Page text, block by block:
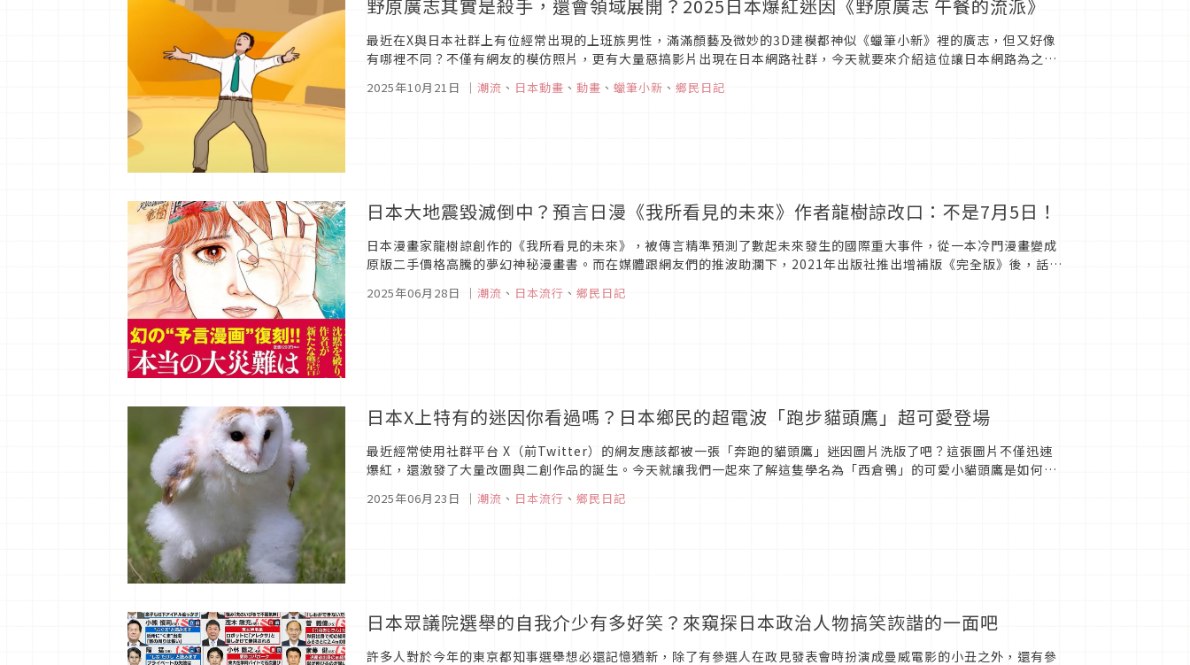
野原廣志其實是殺手，還會領域展開？2025日本爆紅迷因《野原廣志 午餐的流派》
最近在X與日本社群上有位經常出現的上班族男性，滿滿顏藝及微妙的3D建模都神似《蠟筆小新》裡的廣志，但又好像
有哪裡不同？不僅有網友的模仿照片，更有大量惡搞影片出現在日本網路社群，今天就要來介紹這位讓日本網路為之瘋
2025年10月21日 ｜ 潮流 、 日本動畫 、 動畫 、 蠟筆小新 、 鄉民日記
日本大地震毀滅倒中？預言日漫《我所看見的未來》作者龍樹諒改口：不是7月5日！
日本漫畫家龍樹諒創作的《我所看見的未來》，被傳言精準預測了數起未來發生的國際重大事件，從一本冷門漫畫變成
原版二手價格高騰的夢幻神秘漫畫書。而在媒體跟網友們的推波助瀾下，2021年出版社推出增補版《完全版》後，話題
2025年06月28日 ｜ 潮流 、 日本流行 、 鄉民日記
日本X上特有的迷因你看過嗎？日本鄉民的超電波「跑步貓頭鷹」超可愛登場
最近經常使用社群平台 X（前Twitter）的網友應該都被一張「奔跑的貓頭鷹」迷因圖片洗版了吧？這張圖片不僅迅速
爆紅，還激發了大量改圖與二創作品的誕生。今天就讓我們一起來了解這隻學名為「西倉鴞」的可愛小貓頭鷹是如何爆
2025年06月23日 ｜ 潮流 、 日本流行 、 鄉民日記
日本眾議院選舉的自我介少有多好笑？來窺探日本政治人物搞笑詼諧的一面吧
許多人對於今年的東京都知事選舉想必還記憶猶新，除了有參選人在政見發表會時扮演成曼威電影的小丑之外，還有參